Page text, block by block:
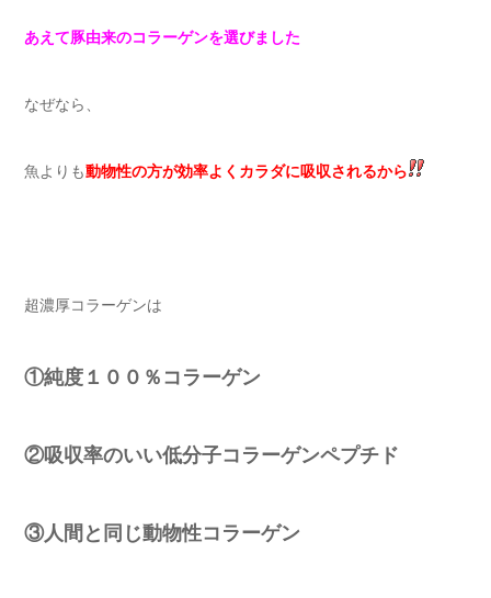
あえて豚由来のコラーゲンを選びました
なぜなら、
魚よりも動物性の方が効率よくカラダに吸収されるから
超濃厚コラーゲンは
①純度１００％コラーゲン
②吸収率のいい低分子コラーゲンペプチド
③人間と同じ動物性コラーゲン